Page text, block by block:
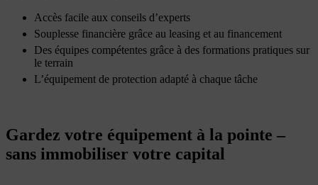
Accès facile aux conseils d’experts
Souplesse financière grâce au leasing et au financement
Des équipes compétentes grâce à des formations pratiques sur
le terrain
L’équipement de protection adapté à chaque tâche
Gardez votre équipement à la pointe –
sans immobiliser votre capital